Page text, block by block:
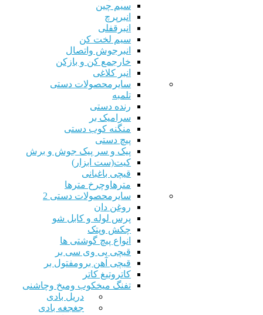
سیم چین
انبرپرچ
انبرقفلی
سیم لخت کن
انبرجوش واتصال
خارجمع کن و بازکن
انبر کلاغی
سایرمحصولات دستی
تلمبه
رنده دستی
سرامیک بر
منگنه کوب دستی
پیچ دستی
پیک و سر پیک جوش و برش
کیت(ست ابزار)
قیچی باغبانی
مترهاوچرخ مترها
سایرمحصولات دستی 2
روغن دان
پرس لوله و کابل شو
چکش وپتک
انواع پیچ گوشتی ها
قیچی پی وی سی بر
قیچی آهن برومفتول بر
کاتروتیغ کاتر
تفنگ میخکوب ومیخ وچاشنی
دریل بادی
جغجغه بادی